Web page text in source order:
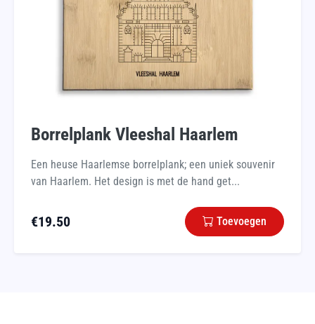
Borrelplank Vleeshal Haarlem
Een heuse Haarlemse borrelplank; een uniek souvenir
van Haarlem. Het design is met de hand get...
€19.50 Toevoegen